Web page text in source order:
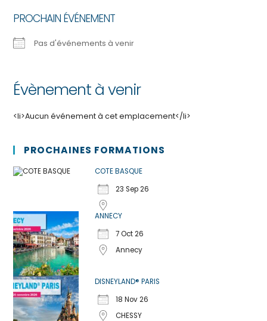
PROCHAIN ÉVÉNEMENT
Pas d'événements à venir
Évènement à venir
<li>Aucun événement à cet emplacement</li>
PROCHAINES FORMATIONS
COTE BASQUE
23 Sep 26
ANNECY
7 Oct 26
Annecy
DISNEYLAND® PARIS
18 Nov 26
CHESSY